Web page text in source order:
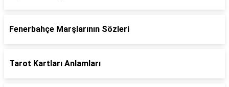
Fenerbahçe Marşlarının Sözleri
Tarot Kartları Anlamları